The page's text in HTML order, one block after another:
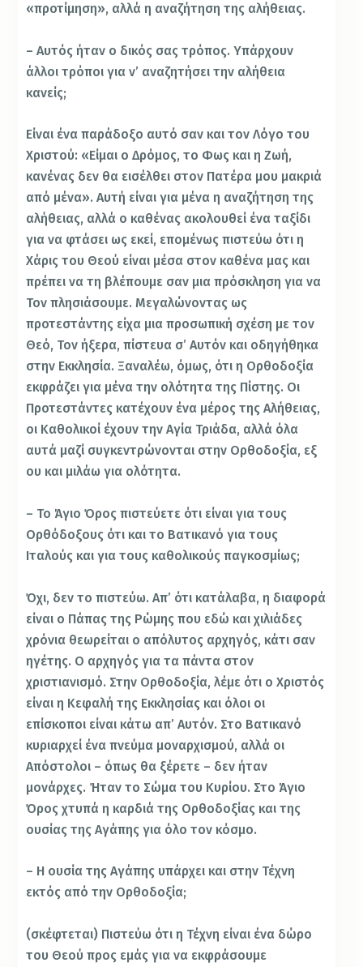
«προτίμηση», αλλά η αναζήτηση της αλήθειας.
– Αυτός ήταν ο δικός σας τρόπος. Υπάρχουν
άλλοι τρόποι για ν’ αναζητήσει την αλήθεια
κανείς;
Είναι ένα παράδοξο αυτό σαν και τον Λόγο του
Χριστού: «Είμαι ο Δρόμος, το Φως και η Ζωή,
κανένας δεν θα εισέλθει στον Πατέρα μου μακριά
από μένα». Αυτή είναι για μένα η αναζήτηση της
αλήθειας, αλλά ο καθένας ακολουθεί ένα ταξίδι
για να φτάσει ως εκεί, επομένως πιστεύω ότι η
Χάρις του Θεού είναι μέσα στον καθένα μας και
πρέπει να τη βλέπουμε σαν μια πρόσκληση για να
Τον πλησιάσουμε. Μεγαλώνοντας ως
προτεστάντης είχα μια προσωπική σχέση με τον
Θεό, Τον ήξερα, πίστευα σ’ Αυτόν και οδηγήθηκα
στην Εκκλησία. Ξαναλέω, όμως, ότι η Ορθοδοξία
εκφράζει για μένα την ολότητα της Πίστης. Οι
Προτεστάντες κατέχουν ένα μέρος της Αλήθειας,
οι Καθολικοί έχουν την Αγία Τριάδα, αλλά όλα
αυτά μαζί συγκεντρώνονται στην Ορθοδοξία, εξ
ου και μιλάω για ολότητα.
– Το Άγιο Όρος πιστεύετε ότι είναι για τους
Ορθόδοξους ότι και το Βατικανό για τους
Ιταλούς και για τους καθολικούς παγκοσμίως;
Όχι, δεν το πιστεύω. Απ’ ότι κατάλαβα, η διαφορά
είναι ο Πάπας της Ρώμης που εδώ και χιλιάδες
χρόνια θεωρείται ο απόλυτος αρχηγός, κάτι σαν
ηγέτης. Ο αρχηγός για τα πάντα στον
χριστιανισμό. Στην Ορθοδοξία, λέμε ότι ο Χριστός
είναι η Κεφαλή της Εκκλησίας και όλοι οι
επίσκοποι είναι κάτω απ’ Αυτόν. Στο Βατικανό
κυριαρχεί ένα πνεύμα μοναρχισμού, αλλά οι
Απόστολοι – όπως θα ξέρετε – δεν ήταν
μονάρχες. Ήταν το Σώμα του Κυρίου. Στο Άγιο
Όρος χτυπά η καρδιά της Ορθοδοξίας και της
ουσίας της Αγάπης για όλο τον κόσμο.
– Η ουσία της Αγάπης υπάρχει και στην Τέχνη
εκτός από την Ορθοδοξία;
(σκέφτεται) Πιστεύω ότι η Τέχνη είναι ένα δώρο
του Θεού προς εμάς για να εκφράσουμε